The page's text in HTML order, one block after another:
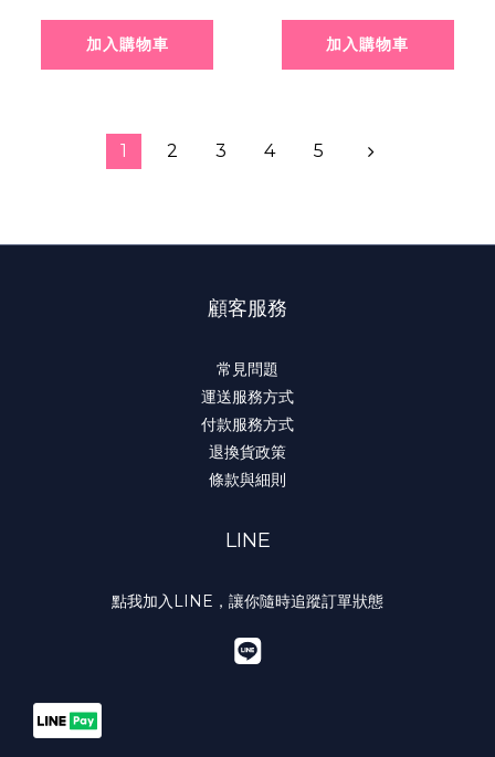
加入購物車 加入購物車
1 2 3 4 5
顧客服務
常見問題
運送服務方式
付款服務方式
退換貨政策
條款與細則
LINE
點我加入LINE，讓你隨時追蹤訂單狀態